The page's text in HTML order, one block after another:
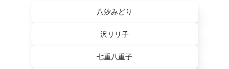
八汐みどり
沢リリ子
七重八重子